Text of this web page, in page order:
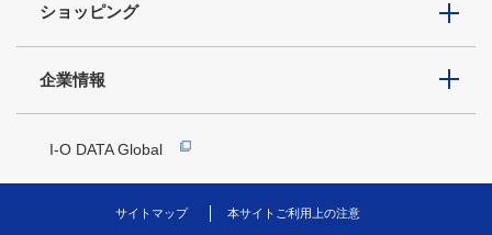
ショッピング
企業情報
I-O DATA Global
サイトマップ 本サイトご利用上の注意